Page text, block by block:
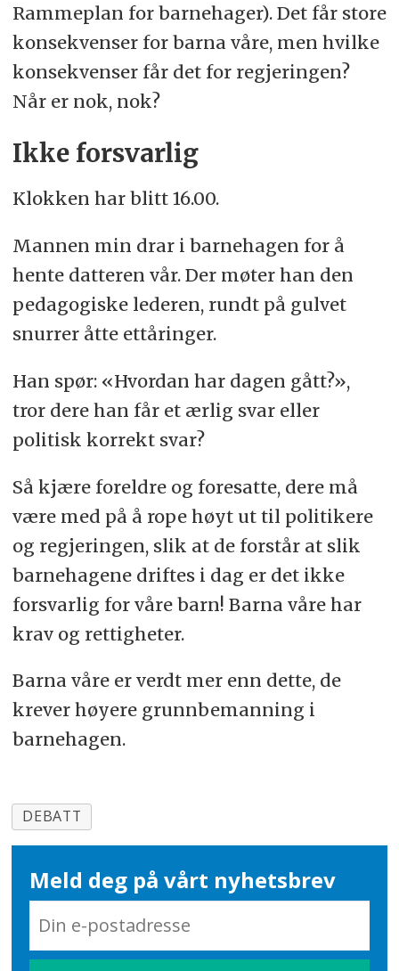
Rammeplan for barnehager). Det får store
konsekvenser for barna våre, men hvilke
konsekvenser får det for regjeringen?
Når er nok, nok?
Ikke forsvarlig
Klokken har blitt 16.00.
Mannen min drar i barnehagen for å
hente datteren vår. Der møter han den
pedagogiske lederen, rundt på gulvet
snurrer åtte ettåringer.
Han spør: «Hvordan har dagen gått?»,
tror dere han får et ærlig svar eller
politisk korrekt svar?
Så kjære foreldre og foresatte, dere må
være med på å rope høyt ut til politikere
og regjeringen, slik at de forstår at slik
barnehagene driftes i dag er det ikke
forsvarlig for våre barn! Barna våre har
krav og rettigheter.
Barna våre er verdt mer enn dette, de
krever høyere grunnbemanning i
barnehagen.
DEBATT
Meld deg på vårt nyhetsbrev